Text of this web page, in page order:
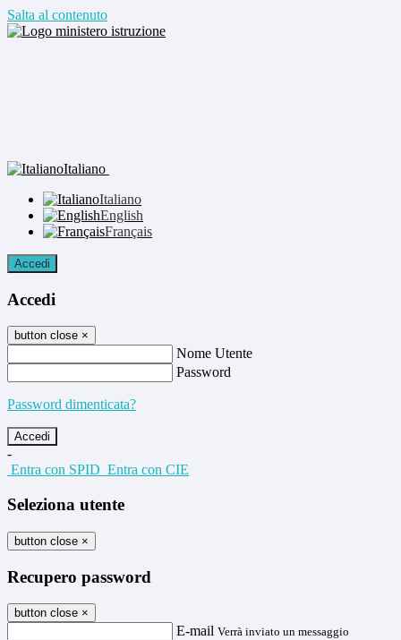
Salta al contenuto
Italiano
Italiano
English
Français
Accedi
Accedi
button close ×
Nome Utente
Password
Password dimenticata?
-
Entra con SPID Entra con CIE
Seleziona utente
button close ×
Recupero password
button close ×
E-mail Verrà inviato un messaggio